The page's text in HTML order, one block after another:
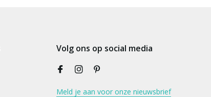
Volg ons op social media
Meld je aan voor onze nieuwsbrief